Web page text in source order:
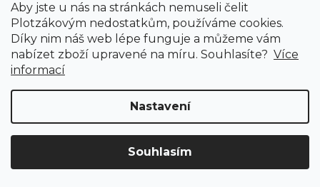
Aby jste u nás na stránkách nemuseli čelit
Plotzákovým nedostatkům, používáme cookies.
Díky nim náš web lépe funguje a můžeme vám
nabízet zboží upravené na míru. Souhlasíte? Více
informací
Nastavení
Souhlasím
Skladem, ihned k odeslání
360 Kč/ m2
400 Kč